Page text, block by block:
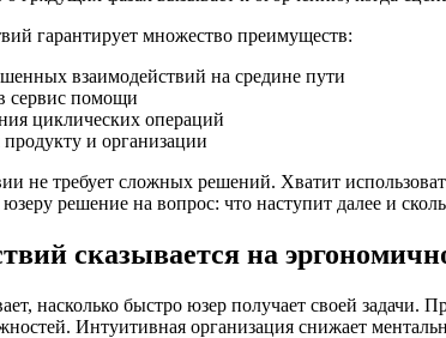
гарантирует множество преимуществ:
взаимодействий на средине пути
сервис помощи
циклических операций
и организации
не требует сложных решений. Хватит
решение на вопрос: что наступит далее и
сказывается на
насколько быстро юзер получает своей
Интуитивная организация снижает